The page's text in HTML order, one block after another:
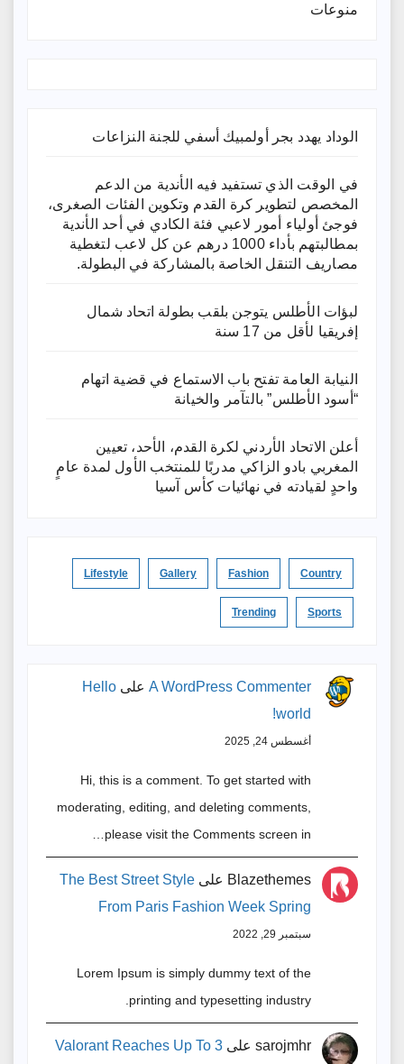
منوعات
الوداد يهدد بجر أولمبيك أسفي للجنة النزاعات
في الوقت الذي تستفيد فيه الأندية من الدعم
المخصص لتطوير كرة القدم وتكوين الفئات الصغرى،
فوجئ أولياء أمور لاعبي فئة الكادي في أحد الأندية
بمطالبتهم بأداء 1000 درهم عن كل لاعب لتغطية
مصاريف التنقل الخاصة بالمشاركة في البطولة.
لبؤات الأطلس يتوجن بلقب بطولة اتحاد شمال
إفريقيا لأقل من 17 سنة
النيابة العامة تفتح باب الاستماع في قضية اتهام
“أسود الأطلس” بالتآمر والخيانة
أعلن الاتحاد الأردني لكرة القدم، الأحد، تعيين
المغربي بادو الزاكي مدربًا للمنتخب الأول لمدة عامٍ
واحدٍ لقيادته ​في نهائيات كأس آسيا
Country
Fashion
Gallery
Lifestyle
Sports
Trending
A WordPress Commenter على Hello
world!
أغسطس 24, 2025
Hi, this is a comment. To get started with
moderating, editing, and deleting comments,
please visit the Comments screen in…
Blazethemes على The Best Street Style
From Paris Fashion Week Spring
سبتمبر 29, 2022
Lorem Ipsum is simply dummy text of the
printing and typesetting industry.
sarojmhr على Valorant Reaches Up To 3